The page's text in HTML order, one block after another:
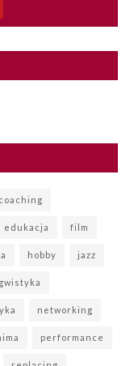
coaching
edukacja film
hobby jazz
networking
performance